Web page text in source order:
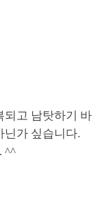
되고 남탓하기 바
닌가 싶습니다.
^^